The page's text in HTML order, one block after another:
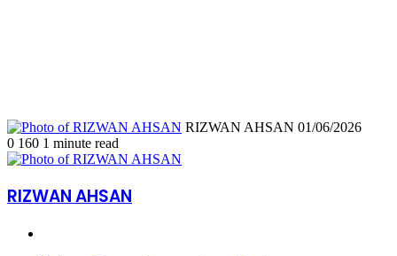
RIZWAN AHSAN Send
01/06/2026
0 160 1 minute read
RIZWAN AHSAN